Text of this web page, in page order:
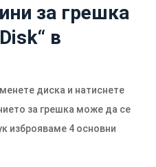
за грешка
в
диска и натиснете
за грешка може да се
изброяваме 4 основни